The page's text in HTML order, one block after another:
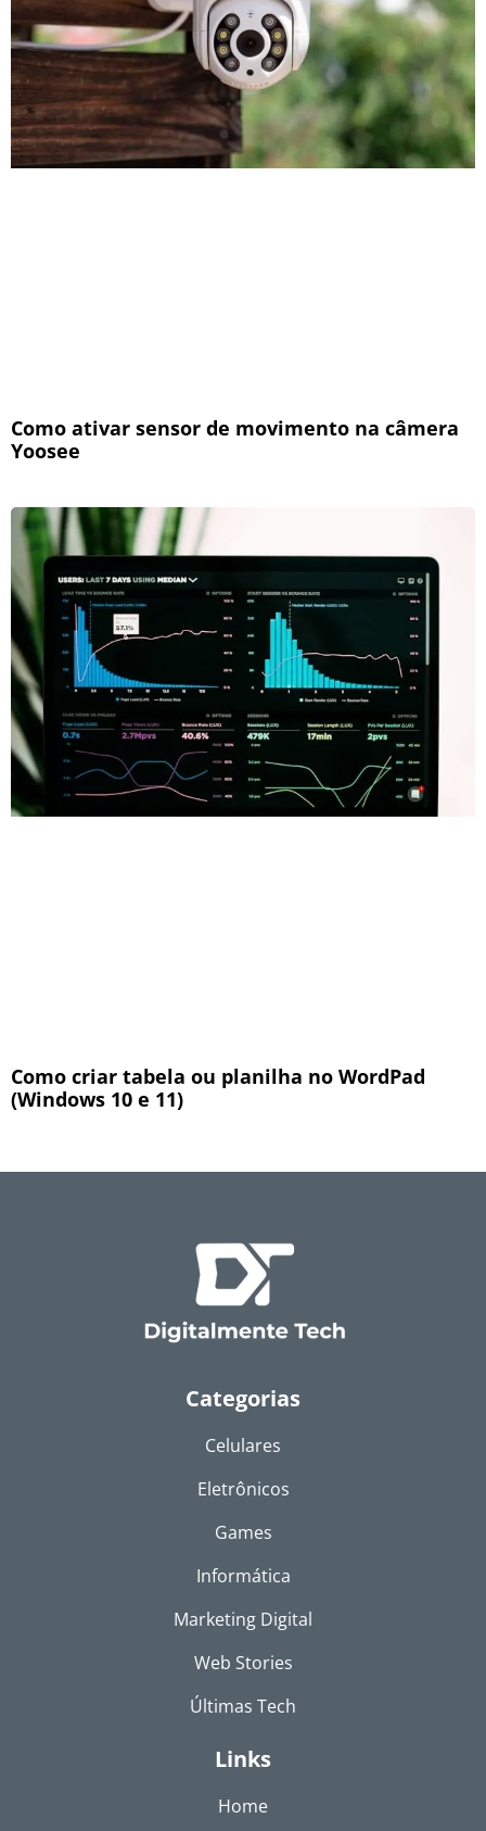
Como ativar sensor de movimento na câmera
Yoosee
Como criar tabela ou planilha no WordPad
(Windows 10 e 11)
Categorias
Celulares
Eletrônicos
Games
Informática
Marketing Digital
Web Stories
Últimas Tech
Links
Home